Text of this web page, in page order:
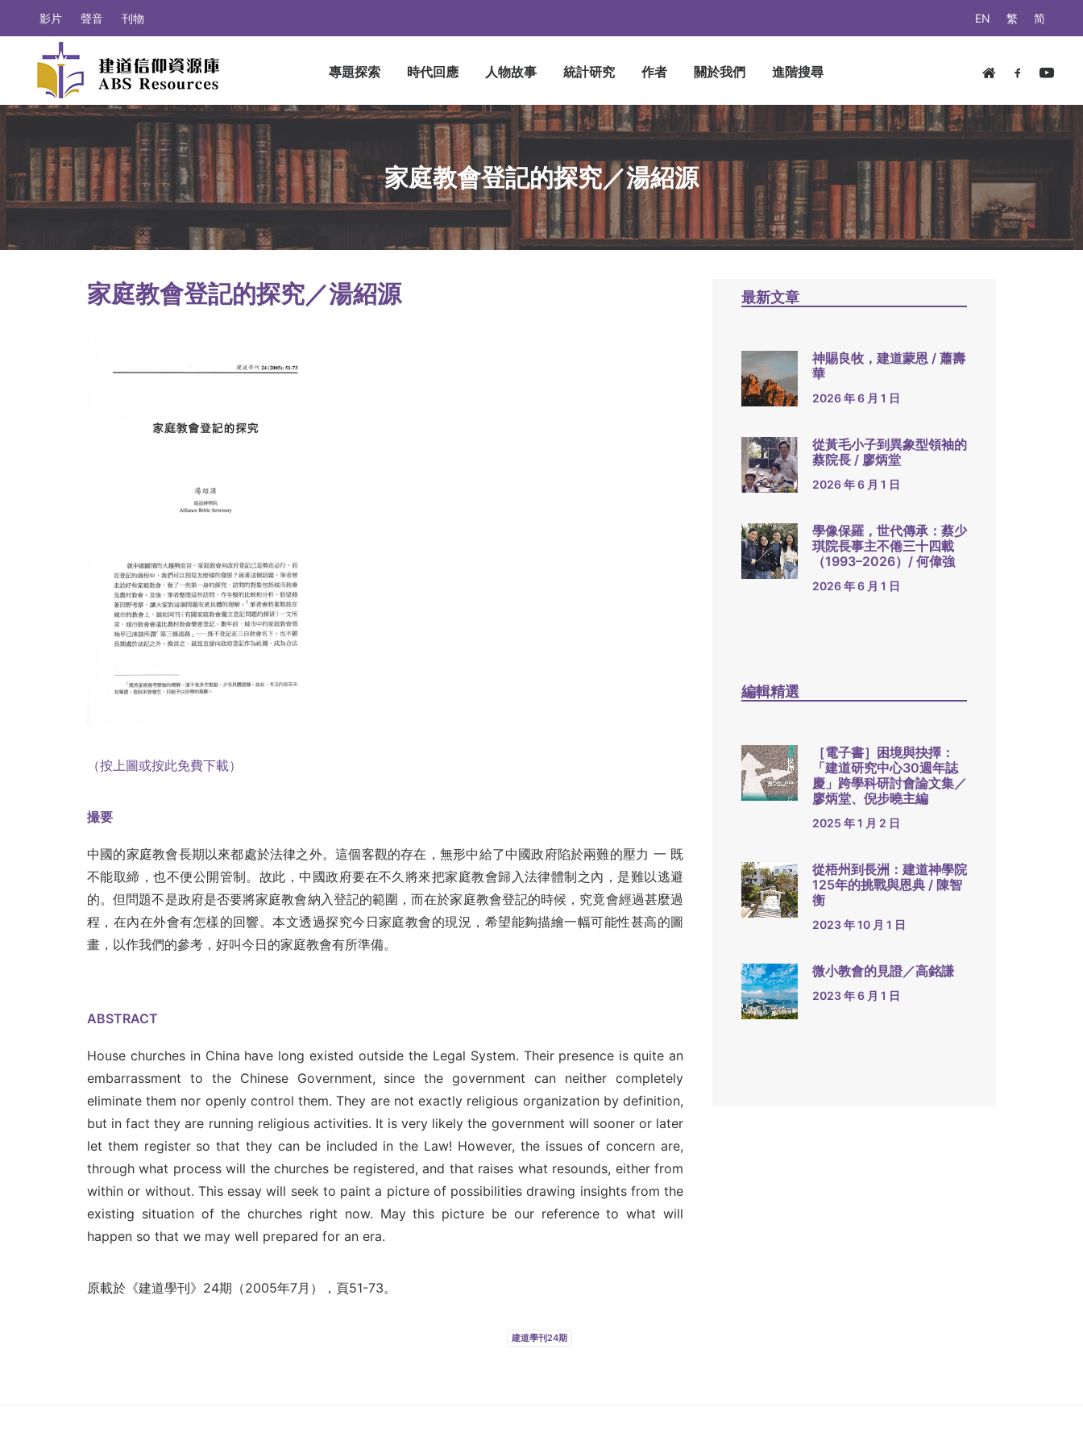
EN 繁 简
影片 聲音 刊物
專題探索 時代回應 人物故事 統計研究 作者 關於我們 進階搜尋
家庭教會登記的探究／湯紹源
家庭教會登記的探究／湯紹源
（按上圖或按此免費下載）
撮要
中國的家庭教會長期以來都處於法律之外。這個客觀的存在，無形中給了中國政府陷於兩難的壓力 一 既
不能取締，也不便公開管制。故此，中國政府要在不久將來把家庭教會歸入法律體制之內，是難以逃避
的。但問題不是政府是否要將家庭教會納入登記的範圍，而在於家庭教會登記的時候，究竟會經過甚麼過
程，在內在外會有怎樣的回響。本文透過探究今日家庭教會的現況，希望能夠描繪一幅可能性甚高的圖
畫，以作我們的參考，好叫今日的家庭教會有所準備。
ABSTRACT
House churches in China have long existed outside the Legal System. Their presence is quite an
embarrassment to the Chinese Government, since the government can neither completely
eliminate them nor openly control them. They are not exactly religious organization by definition,
but in fact they are running religious activities. It is very likely the government will sooner or later
let them register so that they can be included in the Law! However, the issues of concern are,
through what process will the churches be registered, and that raises what resounds, either from
within or without. This essay will seek to paint a picture of possibilities drawing insights from the
existing situation of the churches right now. May this picture be our reference to what will
happen so that we may well prepared for an era.
原載於《建道學刊》24期（2005年7月），頁51-73。
最新文章
神賜良牧，建道蒙恩 / 蕭壽
華
2026 年 6 月 1 日
從黃毛小子到異象型領袖的
蔡院長 / 廖炳堂
2026 年 6 月 1 日
學像保羅，世代傳承：蔡少
琪院長事主不倦三十四載
（1993–2026）/ 何偉強
2026 年 6 月 1 日
編輯精選
［電子書］困境與抉擇：
「建道研究中心30週年誌
慶」跨學科研討會論文集／
廖炳堂、倪步曉主編
2025 年 1 月 2 日
從梧州到長洲：建道神學院
125年的挑戰與恩典 / 陳智
衡
2023 年 10 月 1 日
微小教會的見證／高銘謙
2023 年 6 月 1 日
建道學刊24期